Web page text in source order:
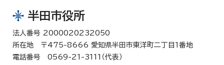
半田市役所
法人番号 2000020232050
所在地 〒475-8666 愛知県半田市東洋町二丁目1番地
電話番号 0569-21-3111（代表）